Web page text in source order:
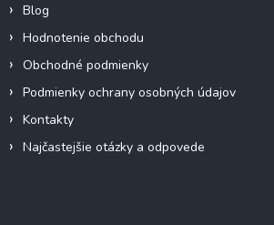
Blog
Hodnotenie obchodu
Obchodné podmienky
Podmienky ochrany osobných údajov
Kontakty
Najčastejšie otázky a odpovede